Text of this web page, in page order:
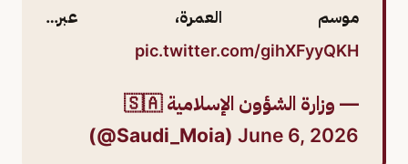
موسم العمرة، عبر…
pic.twitter.com/gihXFyyQKH
— وزارة الشؤون الإسلامية 🇸🇦
(@Saudi_Moia) June 6, 2026